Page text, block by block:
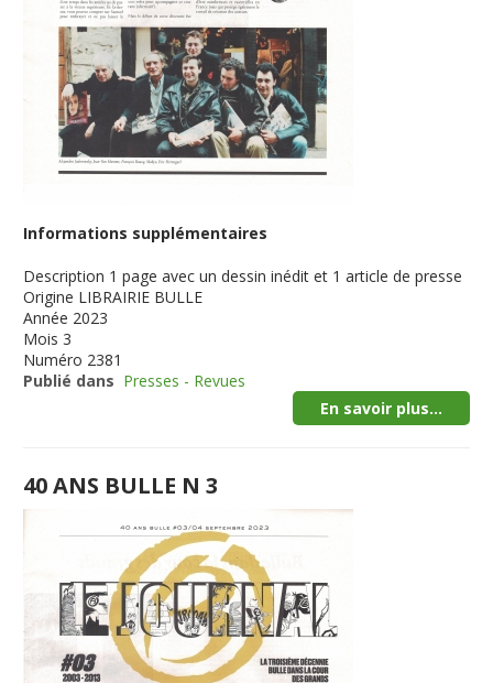
Informations supplémentaires
Description 1 page avec un dessin inédit et 1 article de presse
Origine LIBRAIRIE BULLE
Année 2023
Mois 3
Numéro 2381
Publié dans Presses - Revues
En savoir plus...
40 ANS BULLE N 3